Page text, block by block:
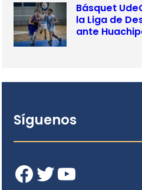
Básquet
la Liga de
ante
Síguenos
Facebook Twitter YouTube